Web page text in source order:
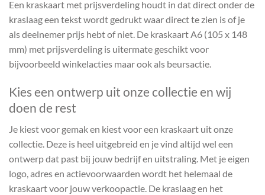
Een kraskaart met prijsverdeling houdt in dat direct onder de
kraslaag een tekst wordt gedrukt waar direct te zien is of je
als deelnemer prijs hebt of niet. De kraskaart A6 (105 x 148
mm) met prijsverdeling is uitermate geschikt voor
bijvoorbeeld winkelacties maar ook als beursactie.
Kies een ontwerp uit onze collectie en wij
doen de rest
Je kiest voor gemak en kiest voor een kraskaart uit onze
collectie. Deze is heel uitgebreid en je vind altijd wel een
ontwerp dat past bij jouw bedrijf en uitstraling. Met je eigen
logo, adres en actievoorwaarden wordt het helemaal de
kraskaart voor jouw verkoopactie. De kraslaag en het